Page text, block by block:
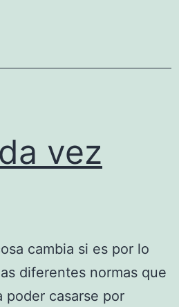
vez
cambia si es por lo
diferentes normas que
poder casarse por